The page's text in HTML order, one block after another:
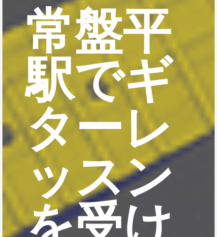
常盤平
駅でギ
ターレ
ッスン
を受け